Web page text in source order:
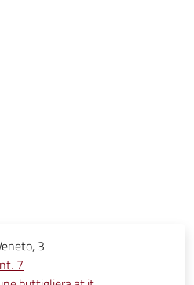
3
7